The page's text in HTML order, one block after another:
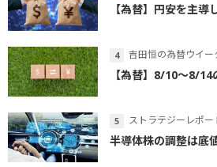
【為替】円安を主
吉田恒の為替ウイー
【為替】8/10～8/
ストラテジーレポー
半導体株の調整は底